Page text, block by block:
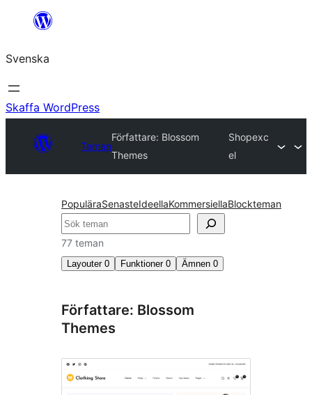
Hoppa
innehåll
Svenska
Skaffa WordPress
Teman
Författare: Blossom
Themes
Shopexc
el
PopuläraSenasteIdeellaKommersiellaBlockteman
Sök
77 teman
Layouter 0 Funktioner 0 Ämnen 0
Författare: Blossom
Themes